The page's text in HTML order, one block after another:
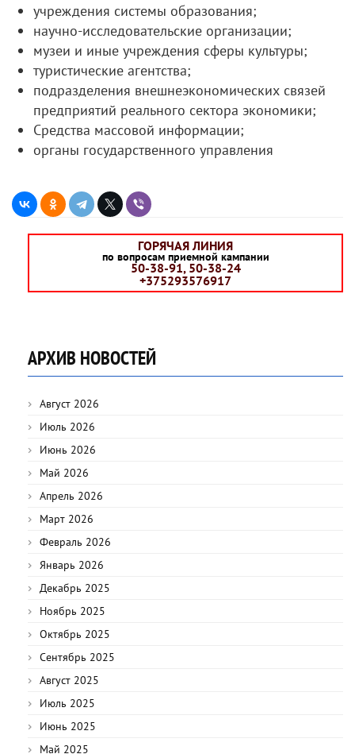
учреждения системы образования;
научно-исследовательские организации;
музеи и иные учреждения сферы культуры;
туристические агентства;
подразделения внешнеэкономических связей
предприятий реального сектора экономики;
Средства массовой информации;
органы государственного управления
ГОРЯЧАЯ ЛИНИЯ
по вопросам приемной кампании
50-38-91, 50-38-24
+375293576917
АРХИВ НОВОСТЕЙ
Август 2026
Июль 2026
Июнь 2026
Май 2026
Апрель 2026
Март 2026
Февраль 2026
Январь 2026
Декабрь 2025
Ноябрь 2025
Октябрь 2025
Сентябрь 2025
Август 2025
Июль 2025
Июнь 2025
Май 2025